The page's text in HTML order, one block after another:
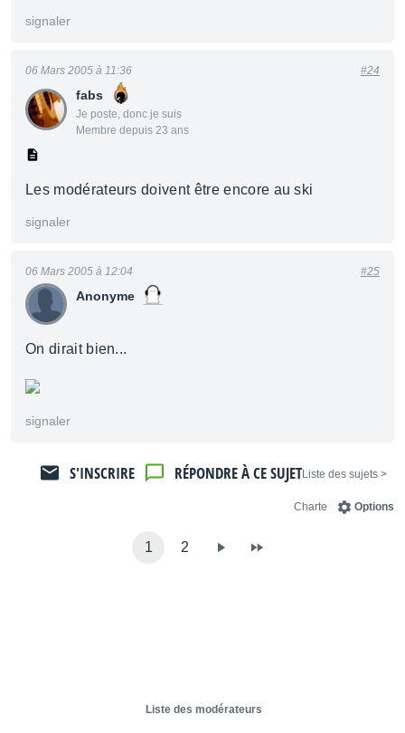
signaler
fabs
Je poste, donc je suis
Membre depuis 23 ans
06 Mars 2005 à 11:36 #24
Les modérateurs doivent être encore au ski
signaler
Anonyme
06 Mars 2005 à 12:04 #25
On dirait bien...
signaler
< Liste des sujets
RÉPONDRE À CE SUJET
S'INSCRIRE
Options
Charte
1 2
Liste des modérateurs